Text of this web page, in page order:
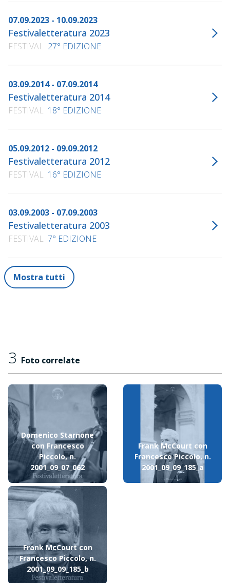
07.09.2023 - 10.09.2023
Festivaletteratura 2023
FESTIVAL 27° EDIZIONE
03.09.2014 - 07.09.2014
Festivaletteratura 2014
FESTIVAL 18° EDIZIONE
05.09.2012 - 09.09.2012
Festivaletteratura 2012
FESTIVAL 16° EDIZIONE
03.09.2003 - 07.09.2003
Festivaletteratura 2003
FESTIVAL 7° EDIZIONE
Mostra tutti
3 Foto correlate
Domenico Starnone
con Francesco
Piccolo, n.
2001_09_07_062
Frank McCourt con
Francesco Piccolo, n.
2001_09_09_185_a
Frank McCourt con
Francesco Piccolo, n.
2001_09_09_185_b